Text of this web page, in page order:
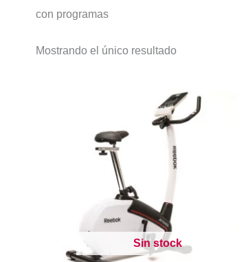
con programas
Mostrando el único resultado
Sin stock